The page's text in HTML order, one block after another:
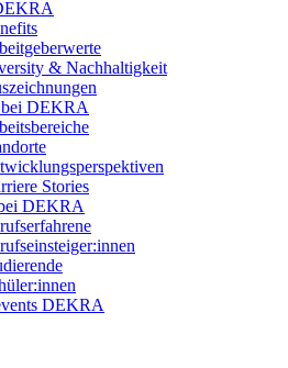
& Nachhaltigkeit
DEKRA
Stories
DEKRA
DEKRA